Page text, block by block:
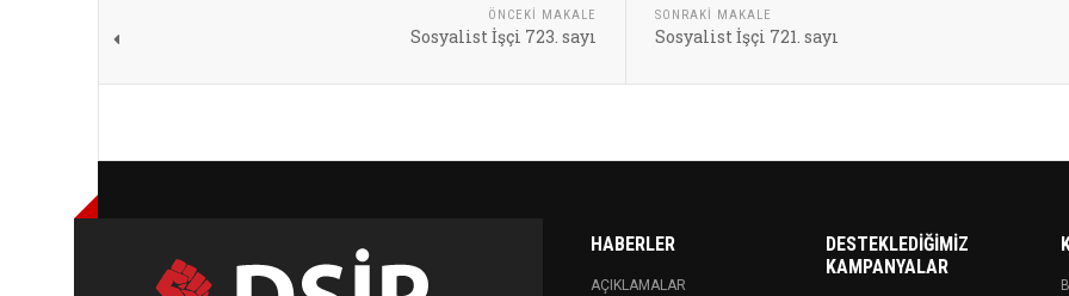
ÖNCEKI MAKALE
Sosyalist İşçi 723. sayı
SONRAKI MAKALE
Sosyalist İşçi 721. sayı
HABERLER
AÇIKLAMALAR
DESTEKLEDIĞIMIZ
KAMPANYALAR